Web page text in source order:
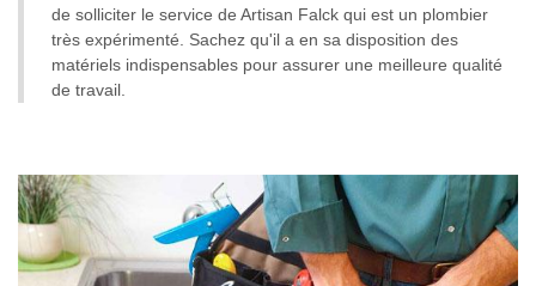
de solliciter le service de Artisan Falck qui est un plombier
très expérimenté. Sachez qu'il a en sa disposition des
matériels indispensables pour assurer une meilleure qualité
de travail.